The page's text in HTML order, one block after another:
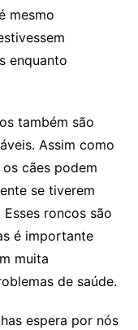
mesmo
enquanto
também são
Assim como
cães podem
se tiverem
roncos são
é importante
muita
de saúde.
espera por nós